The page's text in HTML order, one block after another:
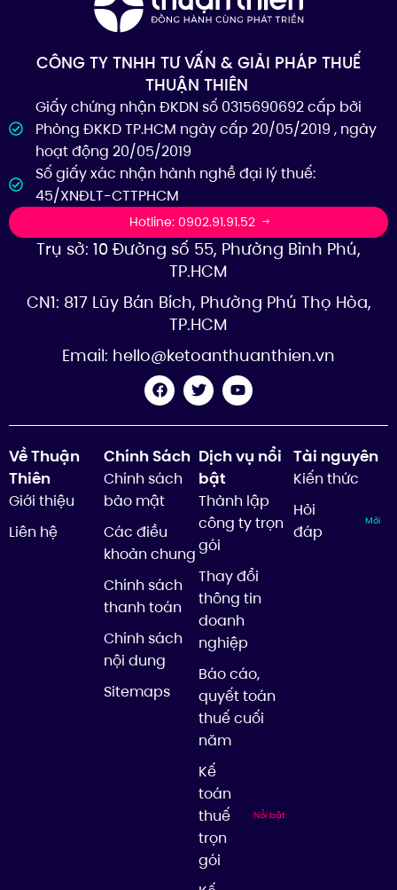
CÔNG TY TNHH TƯ VẤN & GIẢI PHÁP THUẾ
THUẬN THIÊN
Giấy chứng nhận ĐKDN số 0315690692 cấp bởi
Phòng ĐKKD TP.HCM ngày cấp 20/05/2019 , ngày
hoạt động 20/05/2019
Số giấy xác nhận hành nghề đại lý thuế:
45/XNĐLT-CTTPHCM
Hotline: 0902.91.91.52
Trụ sở: 10 Đường số 55, Phường Bình Phú,
TP.HCM
CN1: 817 Lũy Bán Bích, Phường Phú Thọ Hòa,
TP.HCM
Email: hello@ketoanthuanthien.vn
Về Thuận
Thiên
Giới thiệu
Liên hệ
Chính Sách
Chính sách
bảo mật
Các điều
khoản chung
Chính sách
thanh toán
Chính sách
nội dung
Sitemaps
Dịch vụ nổi
bật
Thành lập
công ty trọn
gói
Thay đổi
thông tin
doanh
nghiệp
Báo cáo,
quyết toán
thuế cuối
năm
Kế
toán
thuế
trọn
gói
Nổi bật
Tài nguyên
Kiến thức
Hỏi
đáp
Mới